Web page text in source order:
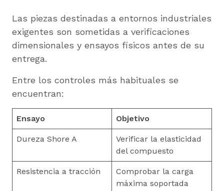
Las piezas destinadas a entornos industriales
exigentes son sometidas a verificaciones
dimensionales y ensayos físicos antes de su
entrega.
Entre los controles más habituales se
encuentran:
Ensayo Objetivo
Dureza Shore A
Verificar la elasticidad
del compuesto
Resistencia a tracción
Comprobar la carga
máxima soportada